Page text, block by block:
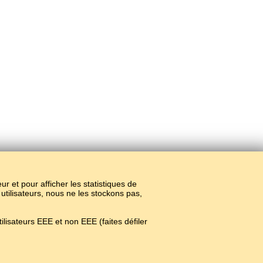
et pour afficher les statistiques de
nous ne les stockons pas,
EEE et non EEE (faites défiler
#